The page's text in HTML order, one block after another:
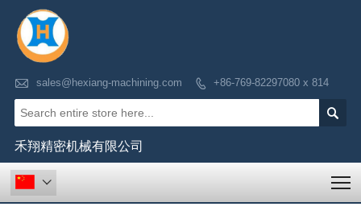
 sales@hexiang-machining.com  +86-769-82297080 x 814

禾翔精密机械有限公司
